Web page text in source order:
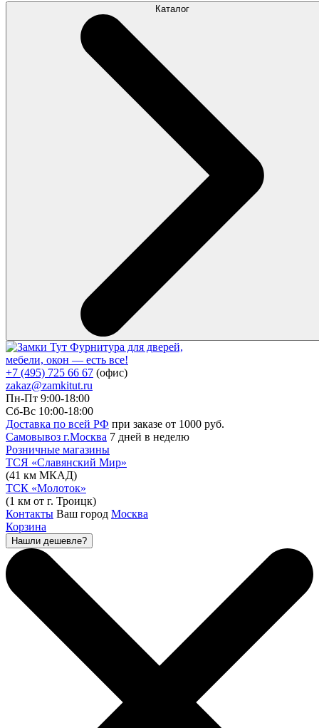
Каталог
Фурнитура для дверей,
мебели, окон — есть все!
+7 (495) 725 66 67 (офис)
zakaz@zamkitut.ru
Пн-Пт 9:00-18:00
Сб-Вс 10:00-18:00
Доставка по всей РФ при заказе от 1000 руб.
Самовывоз г.Москва 7 дней в неделю
Розничные магазины
ТСЯ «Славянский Мир»
(41 км МКАД)
ТСК «Молоток»
(1 км от г. Троицк)
Контакты Ваш город Москва
Корзина
Нашли дешевле?